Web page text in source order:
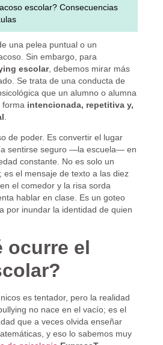
escolar?Consecuencias
una pelea puntual o un
Sin embargo, para
escolar, debemos mirar más
Se trata de una conducta de
que un alumno o alumna
forma intencionada, repetitiva y,
de poder. Es convertir el lugar
sentirse seguro —la escuela— en
constante. No es solo un
es el mensaje de texto a las diez
el comedor y la risa sorda
hablar en clase. Es un goteo
por inundar la identidad de quien
ocurre el
es tentador, pero la realidad
no nace en el vacío; es el
que a veces olvida enseñar
y eso lo sabemos muy